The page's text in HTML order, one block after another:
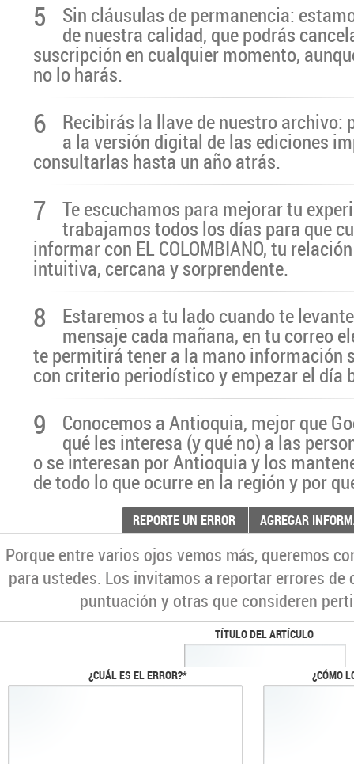
5 Sin cláusulas de permanencia:
de nuestra calidad, que podrás
suscripción en cualquier momento,
no lo harás.
6 Recibirás la llave de nuestro archivo:
a la versión digital de las ediciones
consultarlas hasta un año atrás.
7 Te escuchamos para mejorar tu
trabajamos todos los días para que
informar con EL COLOMBIANO, tu
intuitiva, cercana y sorprendente.
8 Estaremos a tu lado cuando te
mensaje cada mañana, en tu correo
te permitirá tener a la mano información
con criterio periodístico y empezar el día
9 Conocemos a Antioquia, mejor que
qué les interesa (y qué no) a las
o se interesan por Antioquia y los
de todo lo que ocurre en la región y por
REPORTE UN ERROR AGREGAR
Porque entre varios ojos vemos más, queremos
para ustedes. Los invitamos a reportar errores
puntuación y otras que consideren
TÍTULO DEL ARTÍCULO
¿CUÁL ES EL ERROR?* ¿CÓMO